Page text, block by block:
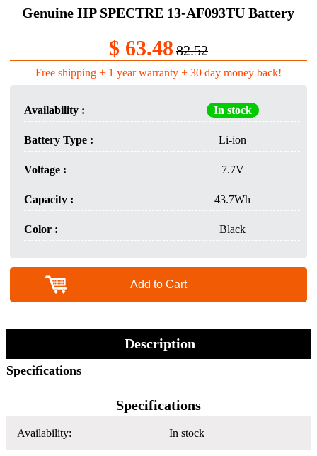
Genuine HP SPECTRE 13-AF093TU Battery
$ 63.48 82.52
Free shipping + 1 year warranty + 30 day money back!
Availability : In stock
Battery Type : Li-ion
Voltage : 7.7V
Capacity : 43.7Wh
Color : Black
Add to Cart
Description
Specifications
Specifications
Availability: In stock